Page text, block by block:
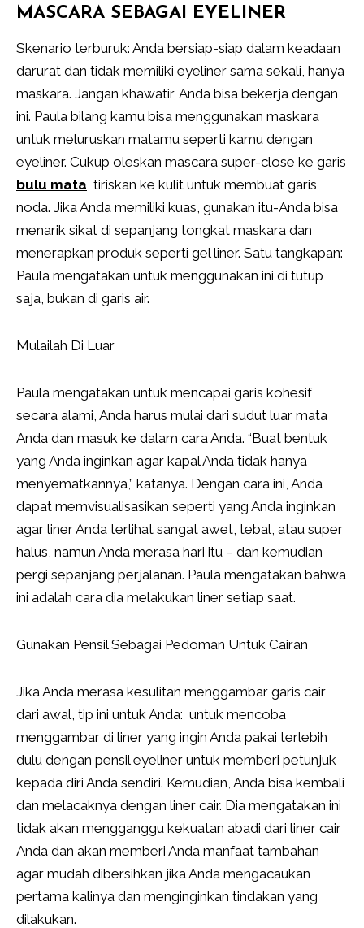
MASCARA SEBAGAI EYELINER
Skenario terburuk: Anda bersiap-siap dalam keadaan
darurat dan tidak memiliki eyeliner sama sekali, hanya
maskara. Jangan khawatir, Anda bisa bekerja dengan
ini. Paula bilang kamu bisa menggunakan maskara
untuk meluruskan matamu seperti kamu dengan
eyeliner. Cukup oleskan mascara super-close ke garis
bulu mata, tiriskan ke kulit untuk membuat garis
noda. Jika Anda memiliki kuas, gunakan itu-Anda bisa
menarik sikat di sepanjang tongkat maskara dan
menerapkan produk seperti gel liner. Satu tangkapan:
Paula mengatakan untuk menggunakan ini di tutup
saja, bukan di garis air.
Mulailah Di Luar
Paula mengatakan untuk mencapai garis kohesif
secara alami, Anda harus mulai dari sudut luar mata
Anda dan masuk ke dalam cara Anda. “Buat bentuk
yang Anda inginkan agar kapal Anda tidak hanya
menyematkannya,” katanya. Dengan cara ini, Anda
dapat memvisualisasikan seperti yang Anda inginkan
agar liner Anda terlihat sangat awet, tebal, atau super
halus, namun Anda merasa hari itu – dan kemudian
pergi sepanjang perjalanan. Paula mengatakan bahwa
ini adalah cara dia melakukan liner setiap saat.
Gunakan Pensil Sebagai Pedoman Untuk Cairan
Jika Anda merasa kesulitan menggambar garis cair
dari awal, tip ini untuk Anda: untuk mencoba
menggambar di liner yang ingin Anda pakai terlebih
dulu dengan pensil eyeliner untuk memberi petunjuk
kepada diri Anda sendiri. Kemudian, Anda bisa kembali
dan melacaknya dengan liner cair. Dia mengatakan ini
tidak akan mengganggu kekuatan abadi dari liner cair
Anda dan akan memberi Anda manfaat tambahan
agar mudah dibersihkan jika Anda mengacaukan
pertama kalinya dan menginginkan tindakan yang
dilakukan.